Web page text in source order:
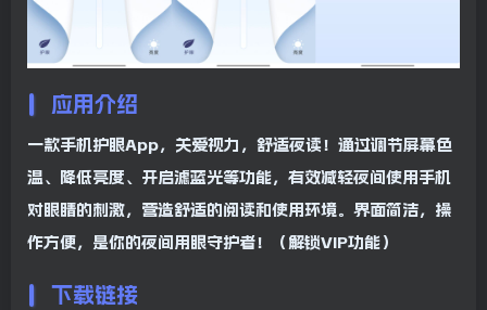
应用介绍
一款手机护眼App，关爱视力，舒适夜读！通过调节屏幕色
温、降低亮度、开启滤蓝光等功能，有效减轻夜间使用手机
对眼睛的刺激，营造舒适的阅读和使用环境。界面简洁，操
作方便，是你的夜间用眼守护者！（解锁VIP功能）
下载链接